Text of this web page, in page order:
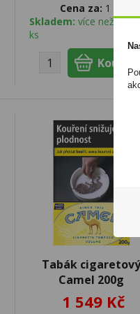
Cena za: 1 ks
Skladem: více než 500
ks
Tabák
Camel 200g
1 549 Kč